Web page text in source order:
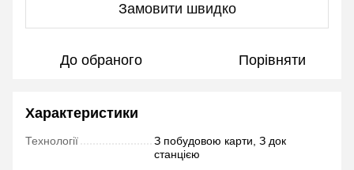
Замовити швидко
До обраного Порівняти
Характеристики
Технології
З побудовою карти, З док
станцією